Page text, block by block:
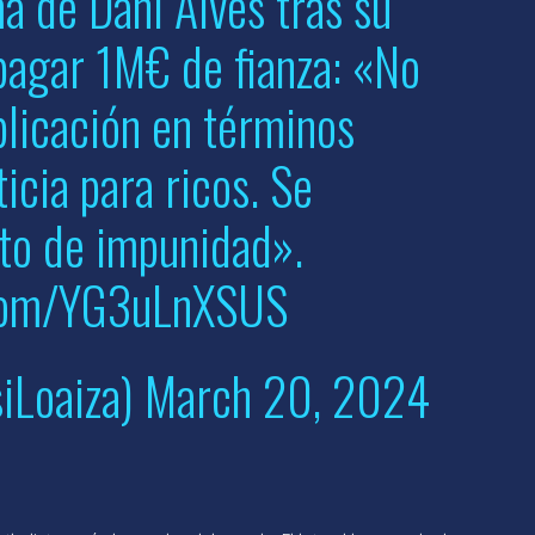
1M€ de fianza: «No
en términos
para ricos. Se
de impunidad».
YG3uLnXSUS
March 20, 2024